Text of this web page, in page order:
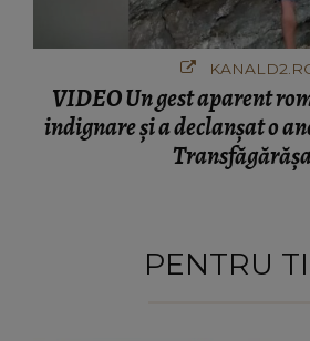
VIDEO Un gest aparent
indignare și a declanșat o
PENTRU